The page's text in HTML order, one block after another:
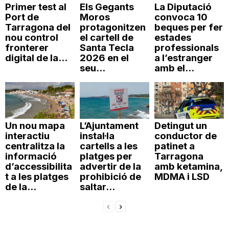
Primer test al
Port de
Tarragona del
nou control
fronterer
digital de la...
Els Gegants
Moros
protagonitzen
el cartell de
Santa Tecla
2026 en el
seu...
La Diputació
convoca 10
beques per fer
estades
professionals
a l’estranger
amb el...
Un nou mapa
interactiu
centralitza la
informació
d’accessibilita
t a les platges
de la...
L’Ajuntament
instal·la
cartells a les
platges per
advertir de la
prohibició de
saltar...
Detingut un
conductor de
patinet a
Tarragona
amb ketamina,
MDMA i LSD